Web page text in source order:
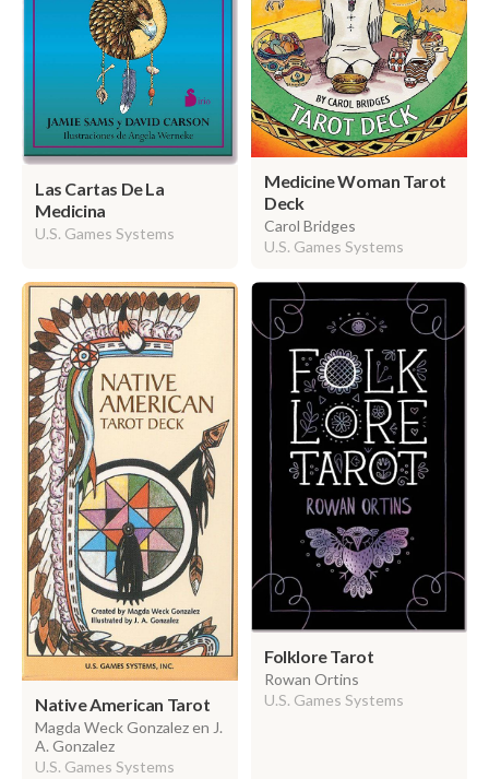
Las Cartas De La
Medicina
U.S. Games Systems
Medicine Woman Tarot
Deck
Carol Bridges
U.S. Games Systems
Native American Tarot
Magda Weck Gonzalez en J.
A. Gonzalez
U.S. Games Systems
Folklore Tarot
Rowan Ortins
U.S. Games Systems